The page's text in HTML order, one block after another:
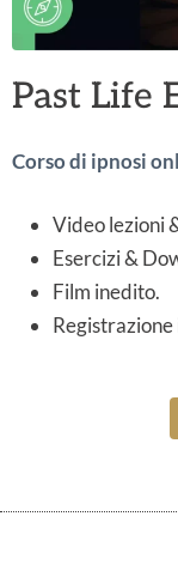
Past Life
Corso di ipnosi
Video lezioni
Esercizi &
Film inedito.